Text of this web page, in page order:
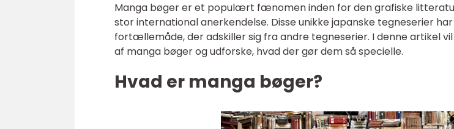
Manga bøger er et populært fænomen inden for den grafiske
stor international anerkendelse. Disse unikke japanske tegneserier
fortællemåde, der adskiller sig fra andre tegneserier. I denne artikel
af manga bøger og udforske, hvad der gør dem så specielle.
Hvad er manga bøger?